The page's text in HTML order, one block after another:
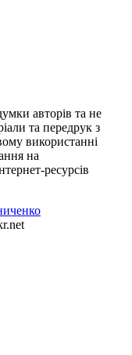
авторів та не
та передрук з
використанні
на
ресурсів